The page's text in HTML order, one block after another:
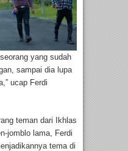
yang sudah
sampai dia lupa
ucap Ferdi
teman dari Ikhlas
jomblo lama, Ferdi
tema di